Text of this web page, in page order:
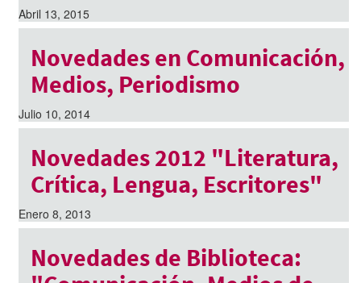
Abril 13, 2015
Novedades en Comunicación,
Medios, Periodismo
Julio 10, 2014
Novedades 2012 "Literatura,
Crítica, Lengua, Escritores"
Enero 8, 2013
Novedades de Biblioteca: